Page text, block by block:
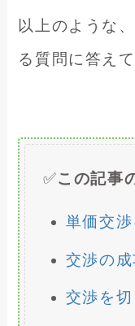
以上のような
る質問に答え
✅この記事
単価交
交渉の
交渉を